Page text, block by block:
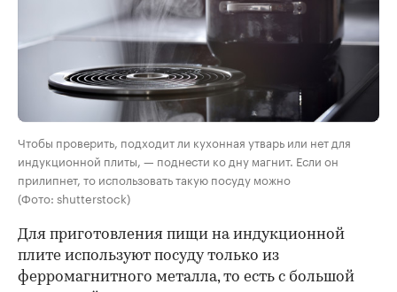
Чтобы проверить, подходит ли кухонная утварь или нет для
индукционной плиты, — поднести ко дну магнит. Если он
прилипнет, то использовать такую посуду можно
(Фото: shutterstock)
Для приготовления пищи на индукционной
плите используют посудутолько из
ферромагнитного металла, то есть с большой